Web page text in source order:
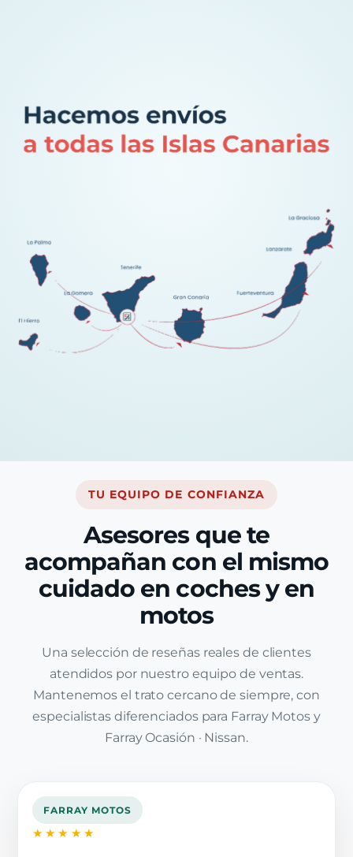
TU EQUIPO DE CONFIANZA
Asesores que te
acompañan con el mismo
cuidado en coches y en
motos
Una selección de reseñas reales de clientes
atendidos por nuestro equipo de ventas.
Mantenemos el trato cercano de siempre, con
especialistas diferenciados para Farray Motos y
Farray Ocasión · Nissan.
FARRAY MOTOS
★★★★★